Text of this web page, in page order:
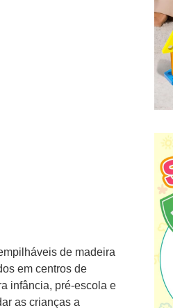
​​de madeira
​​em centros de
infância, pré-escola e
as crianças a